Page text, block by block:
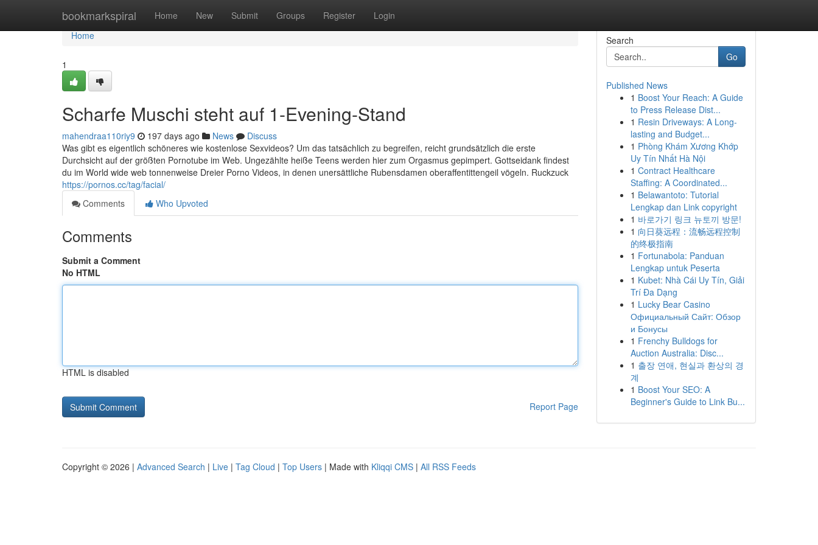
bookmarkspiral Home New Submit Groups Register Login
Home
Home
1
Scharfe Muschi steht auf 1-Evening-Stand
mahendraa110riy9 197 days ago News
Discuss
Was gibt es eigentlich schöneres wie kostenlose Sexvideos? Um das tatsächlich zu begreifen, reicht grundsätzlich die erste
Durchsicht auf der größten Pornotube im Web. Ungezählte heiße Teens werden hier zum Orgasmus gepimpert. Gottseidank findest
du im World wide web tonnenweise Dreier Porno Videos, in denen unersättliche Rubensdamen oberaffentittengeil vögeln. Ruckzuck
https://pornos.cc/tag/facial/
Comments
Who Upvoted
Comments
Submit a Comment
No HTML
HTML is disabled
Report Page
Search
Go
Published News
1 Boost Your Reach: A Guide
to Press Release Dist...
1 Resin Driveways: A Long-
lasting and Budget...
1 Phòng Khám Xương Khớp
Uy Tín Nhất Hà Nội
1 Contract Healthcare
Staffing: A Coordinated...
1 Belawantoto: Tutorial
Lengkap dan Link copyright
1 바로가기 링크 뉴토끼 방문!
1 向日葵远程：流畅远程控制
的终极指南
1 Fortunabola: Panduan
Lengkap untuk Peserta
1 Kubet: Nhà Cái Uy Tín, Giải
Trí Đa Dạng
1 Lucky Bear Casino
Официальный Сайт: Обзор
и Бонусы
1 Frenchy Bulldogs for
Auction Australia: Disc...
1 출장 연애, 현실과 환상의 경
계
1 Boost Your SEO: A
Beginner's Guide to Link Bu...
Copyright © 2026 | Advanced Search | Live | Tag Cloud | Top Users | Made with Kliqqi CMS | All RSS Feeds